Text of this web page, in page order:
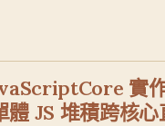
實
體 JS 堆積跨核心